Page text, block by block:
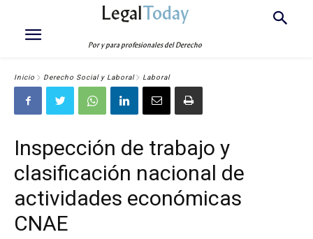
LegalToday
Por y para profesionales del Derecho
Inicio Derecho Social y Laboral Laboral
Inspección de trabajo y
clasificación nacional de
actividades económicas
CNAE